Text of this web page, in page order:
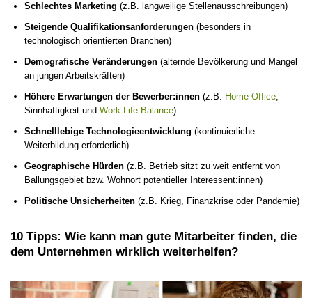
Schlechtes Marketing (z.B. langweilige Stellenausschreibungen)
Steigende Qualifikationsanforderungen (besonders in
technologisch orientierten Branchen)
Demografische Veränderungen (alternde Bevölkerung und Mangel
an jungen Arbeitskräften)
Höhere Erwartungen der Bewerber:innen (z.B. Home-Office,
Sinnhaftigkeit und Work-Life-Balance)
Schnelllebige Technologieentwicklung (kontinuierliche
Weiterbildung erforderlich)
Geographische Hürden (z.B. Betrieb sitzt zu weit entfernt von
Ballungsgebiet bzw. Wohnort potentieller Interessent:innen)
Politische Unsicherheiten (z.B. Krieg, Finanzkrise oder Pandemie)
10 Tipps: Wie kann man gute Mitarbeiter finden, die
dem Unternehmen wirklich weiterhelfen?